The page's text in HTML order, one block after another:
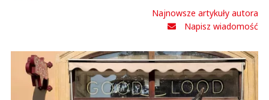
Najnowsze artykuły autora
Napisz wiadomość